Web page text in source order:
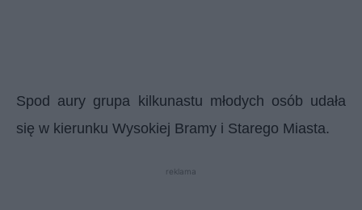
Spod aury grupa kilkunastu młodych osób udała
się w kierunku Wysokiej Bramy i Starego Miasta.
reklama